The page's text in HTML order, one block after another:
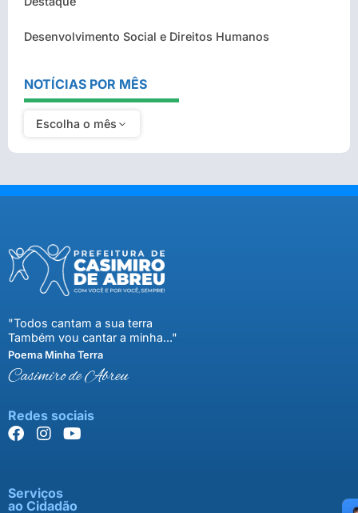
Desenvolvimento Social e Direitos Humanos
NOTÍCIAS POR MÊS
Escolha o mês
"Todos cantam a sua terra
Também vou cantar a minha..."
Poema Minha Terra
Casimiro de Abreu
Redes sociais
Serviços
ao Cidadão